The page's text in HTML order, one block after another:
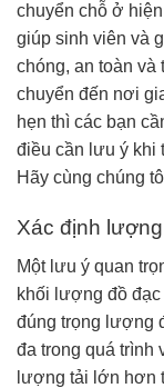
chuyển chỗ ở
giúp sinh viên và
chóng, an toàn và
chuyển đến nơi
hẹn thì các bạn
điều cần lưu ý khi
Hãy cùng chúng
Xác định
Một lưu ý quan
khối lượng đồ
đúng trọng lượng
đa trong quá trình
lượng tải lớn hơn